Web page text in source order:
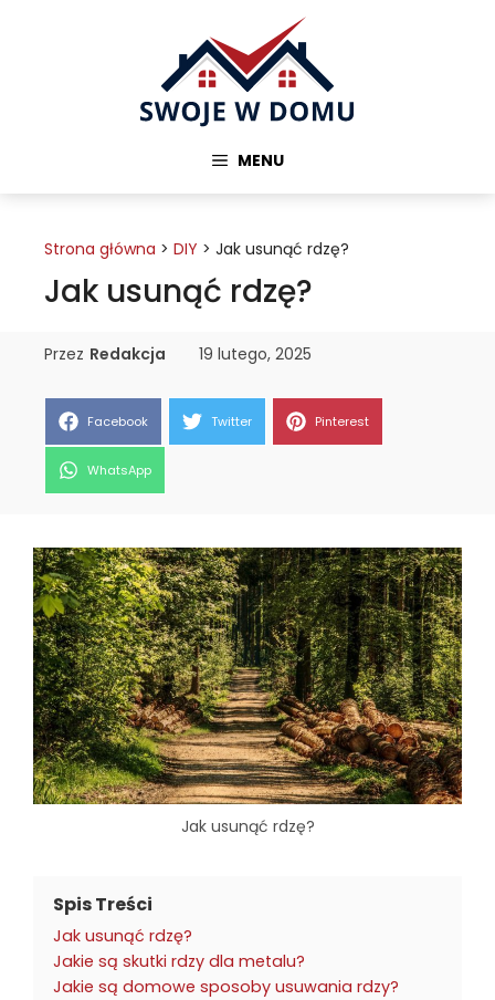
MENU
Strona główna > DIY > Jak usunąć rdzę?
Jak usunąć rdzę?
Przez Redakcja 19 lutego, 2025
Share
on
Facebook Share
on
Twitter Share
on
Pinterest
Share
on
WhatsApp
Jak usunąć rdzę?
Spis Treści
Jak usunąć rdzę?
Jakie są skutki rdzy dla metalu?
Jakie są domowe sposoby usuwania rdzy?